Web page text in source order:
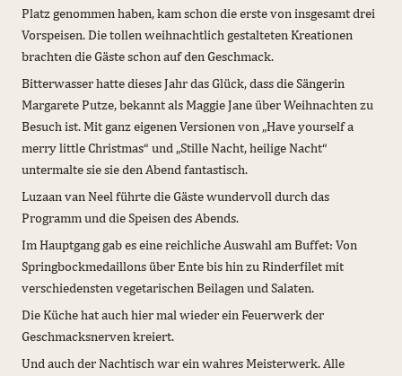
Platz genommen haben, kam schon die erste von insgesamt drei
Vorspeisen. Die tollen weihnachtlich gestalteten Kreationen
brachten die Gäste schon auf den Geschmack.
Bitterwasser hatte dieses Jahr das Glück, dass die Sängerin
Margarete Putze, bekannt als Maggie Jane über Weihnachten zu
Besuch ist. Mit ganz eigenen Versionen von „Have yourself a
merry little Christmas“ und „Stille Nacht, heilige Nacht“
untermalte sie sie den Abend fantastisch.
Luzaan van Neel führte die Gäste wundervoll durch das
Programm und die Speisen des Abends.
Im Hauptgang gab es eine reichliche Auswahl am Buffet: Von
Springbockmedaillons über Ente bis hin zu Rinderfilet mit
verschiedensten vegetarischen Beilagen und Salaten.
Die Küche hat auch hier mal wieder ein Feuerwerk der
Geschmacksnerven kreiert.
Und auch der Nachtisch war ein wahres Meisterwerk. Alle